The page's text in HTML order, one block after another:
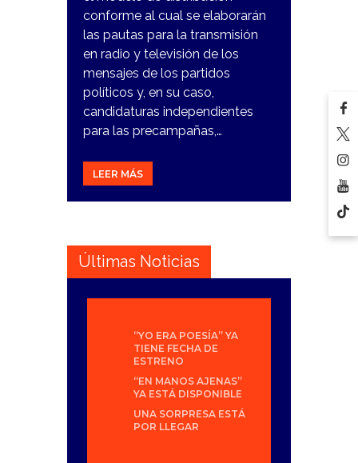
conforme al cual se elaborarán
las pautas para la transmisión
en radio y televisión de los
mensajes de los partidos
políticos y, en su caso,
candidaturas independientes
para las precampañas,…
LEER MÁS
Últimas Noticias
“YO ERA POESÍA” YA
TIENE FECHA DE
ESTRENO
“EN MANOS AJENAS”
YA ESTÁ DISPONIBLE
UNA SORPRESA ESTÁ
POR LLEGAR